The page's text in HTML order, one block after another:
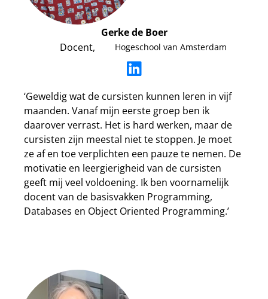
Gerke de Boer
Docent,
Hogeschool van Amsterdam
‘Geweldig wat de cursisten kunnen leren in vijf
maanden. Vanaf mijn eerste groep ben ik
daarover verrast. Het is hard werken, maar de
cursisten zijn meestal niet te stoppen. Je moet
ze af en toe verplichten een pauze te nemen. De
motivatie en leergierigheid van de cursisten
geeft mij veel voldoening. Ik ben voornamelijk
docent van de basisvakken Programming,
Databases en Object Oriented Programming.’